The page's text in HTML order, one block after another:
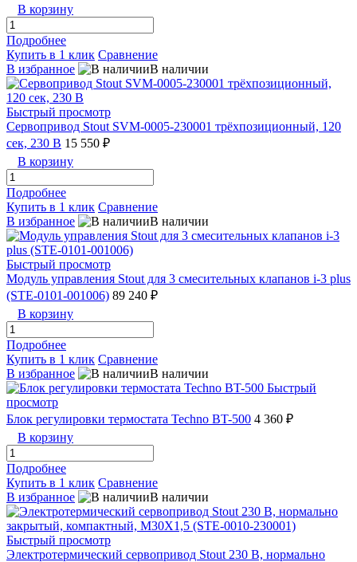
В корзину
Подробнее
Купить в 1 клик Сравнение
В избранное
В наличии
Быстрый просмотр
Сервопривод Stout SVM-0005-230001 трёхпозиционный, 120
сек, 230 В 15 550 ₽
В корзину
Подробнее
Купить в 1 клик Сравнение
В избранное
В наличии
Быстрый просмотр
Модуль управления Stout для 3 смесительных клапанов i-3 plus
(STE-0101-001006) 89 240 ₽
В корзину
Подробнее
Купить в 1 клик Сравнение
В избранное
В наличии
Быстрый
просмотр
Блок регулировки термостата Techno BT-500 4 360 ₽
В корзину
Подробнее
Купить в 1 клик Сравнение
В избранное
В наличии
Быстрый просмотр
Электротермический сервопривод Stout 230 B, нормально